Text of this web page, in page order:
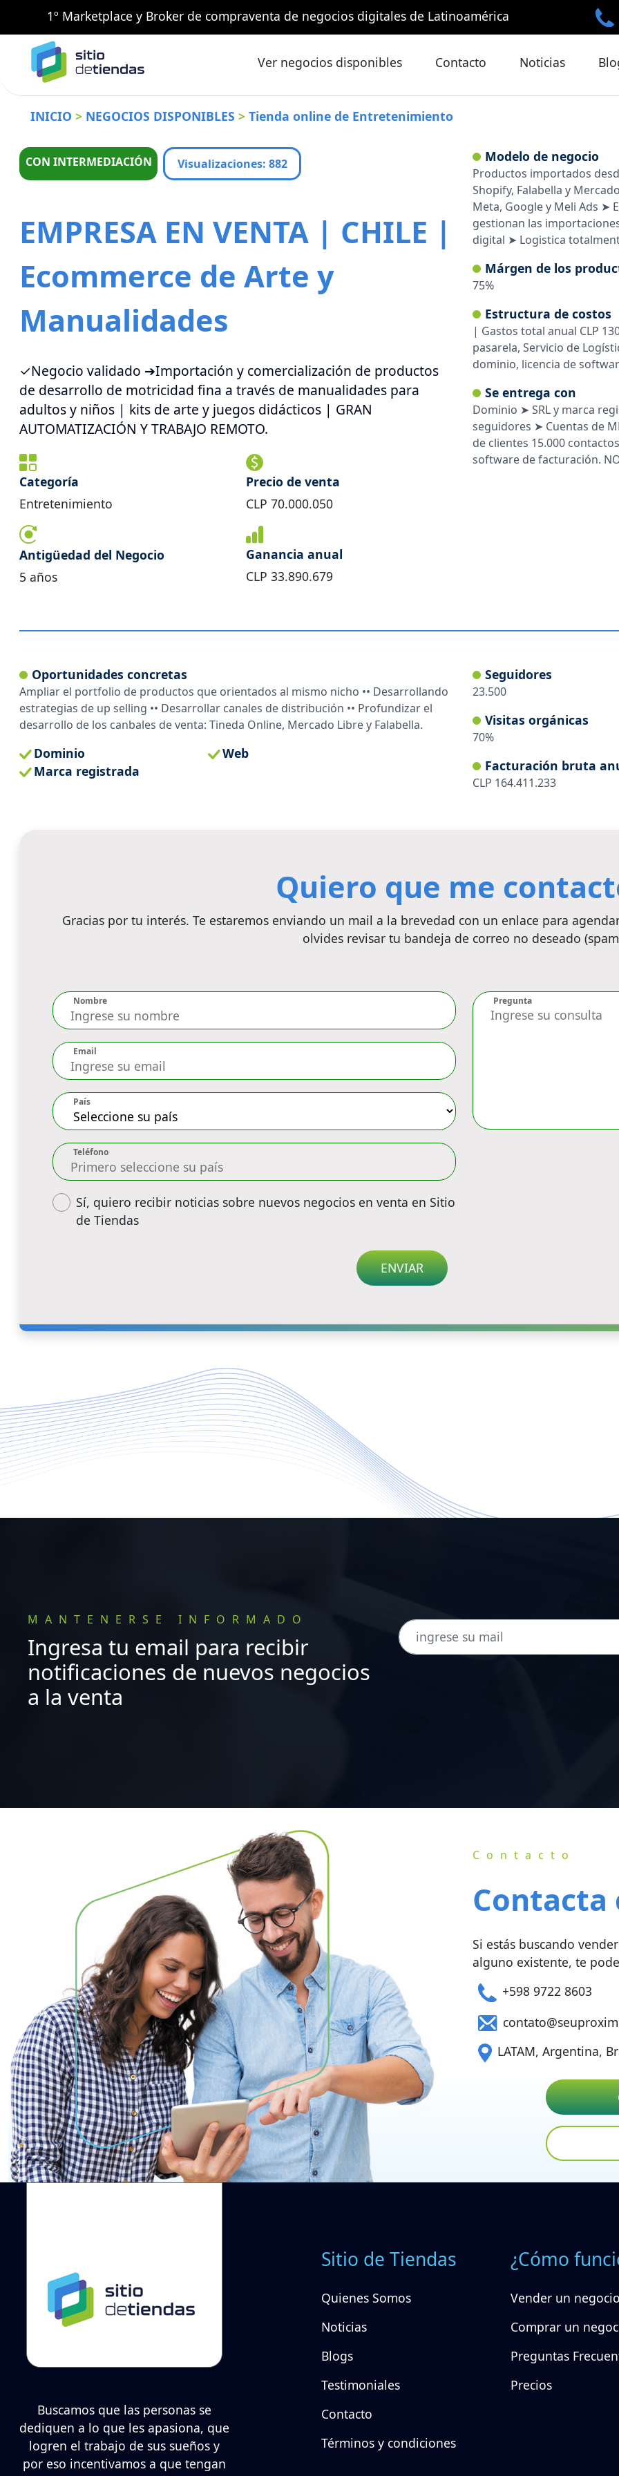
1º Marketplace y Broker de compraventa de negocios digitales de Latinoamérica
Ver negocios disponibles Contacto Noticias
INICIO > NEGOCIOS DISPONIBLES > Tienda online de Entretenimiento
CON INTERMEDIACIÓN Visualizaciones: 882
EMPRESA EN VENTA | CHILE |
Ecommerce de Arte y
Manualidades
✓Negocio validado ➔Importación y comercialización de productos
de desarrollo de motricidad fina a través de manualidades para
adultos y niños | kits de arte y juegos didácticos | GRAN
AUTOMATIZACIÓN Y TRABAJO REMOTO.
Categoría
Entretenimiento
Precio de venta
CLP 70.000.050
Antigüedad del Negocio
5 años
Ganancia anual
CLP 33.890.679
Modelo de negocio
Productos importados
Shopify, Falabella y
Meta, Google y Meli Ads ➤
gestionan las
digital ➤ Logistica
Márgen de los
75%
Estructura de costos
| Gastos total anual CLP
pasarela, Servicio de
dominio, licencia de
Se entrega con
Dominio ➤ SRL y marca
seguidores ➤ Cuentas de
de clientes 15.000
software de facturación.
Oportunidades concretas
Ampliar el portfolio de productos que orientados al mismo nicho •• Desarrollando
estrategias de up selling •• Desarrollar canales de distribución •• Profundizar el
desarrollo de los canbales de venta: Tineda Online, Mercado Libre y Falabella.
Dominio
Web
Marca registrada
Seguidores
23.500
Visitas orgánicas
70%
Facturación bruta
CLP 164.411.233
Quiero que me
Gracias por tu interés. Te estaremos enviando un mail a la brevedad con un enlace para
olvides revisar tu bandeja de correo no deseado
Nombre
Email
País
Teléfono
Pregunta
Sí, quiero recibir noticias sobre nuevos negocios en venta en Sitio
de Tiendas
MANTENERSE INFORMADO
Ingresa tu email para recibir
notificaciones de nuevos negocios
a la venta
Contacto
Contacta
Si estás buscando
alguno existente, te
+598 9722 8603
LATAM, Argentina,
Buscamos que las personas se
dediquen a lo que les apasiona, que
logren el trabajo de sus sueños y
por eso incentivamos a que tengan
Sitio de Tiendas
Quienes Somos
Noticias
Blogs
Testimoniales
Contacto
Términos y condiciones
¿Cómo
Vender un
Comprar un
Preguntas
Precios